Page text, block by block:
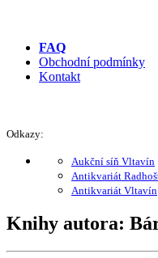
FAQ
Obchodní podmínky
Kontakt
Odkazy:
Aukční síň Vltavín
Antikvariát
Antikvariát Vltavín
Knihy autora: